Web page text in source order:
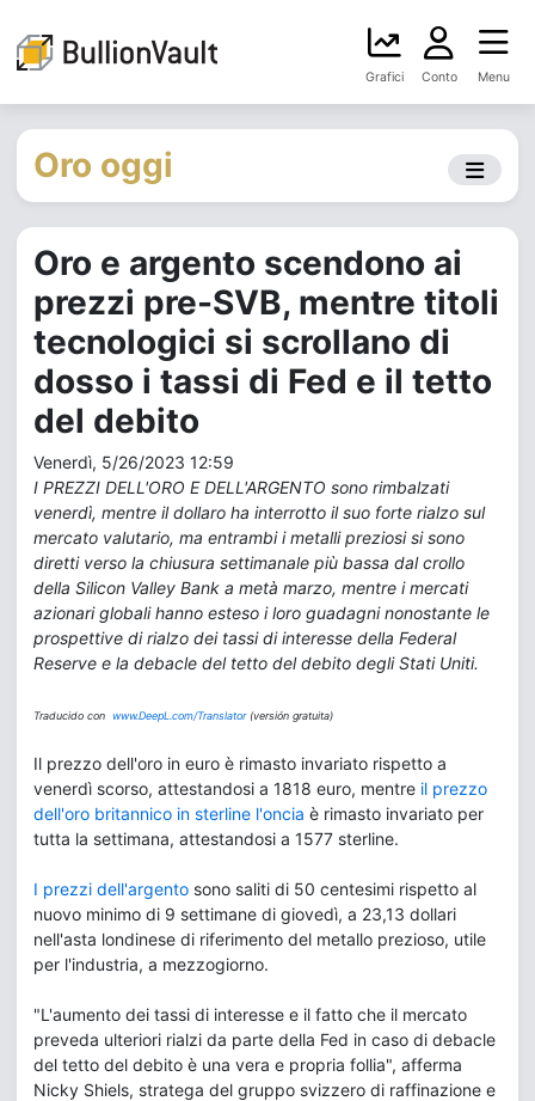
Grafici Conto Menu
Oro oggi
Oro e argento scendono ai
prezzi pre-SVB, mentre titoli
tecnologici si scrollano di
dosso i tassi di Fed e il tetto
del debito
Venerdì, 5/26/2023 12:59
I PREZZI DELL'ORO E DELL'ARGENTO sono rimbalzati
venerdì, mentre il dollaro ha interrotto il suo forte rialzo sul
mercato valutario, ma entrambi i metalli preziosi si sono
diretti verso la chiusura settimanale più bassa dal crollo
della Silicon Valley Bank a metà marzo, mentre i mercati
azionari globali hanno esteso i loro guadagni nonostante le
prospettive di rialzo dei tassi di interesse della Federal
Reserve e la debacle del tetto del debito degli Stati Uniti.
Traducido con www.DeepL.com/Translator(versión gratuita)
Il prezzo dell'oro in euro è rimasto invariato rispetto a
venerdì scorso, attestandosi a 1818 euro, mentre il prezzo
dell'oro britannico in sterline l'oncia è rimasto invariato per
tutta la settimana, attestandosi a 1577 sterline.
I prezzi dell'argento sono saliti di 50 centesimi rispetto al
nuovo minimo di 9 settimane di giovedì, a 23,13 dollari
nell'asta londinese di riferimento del metallo prezioso, utile
per l'industria, a mezzogiorno.
"L'aumento dei tassi di interesse e il fatto che il mercato
preveda ulteriori rialzi da parte della Fed in caso di debacle
del tetto del debito è una vera e propria follia", afferma
Nicky Shiels, stratega del gruppo svizzero di raffinazione e